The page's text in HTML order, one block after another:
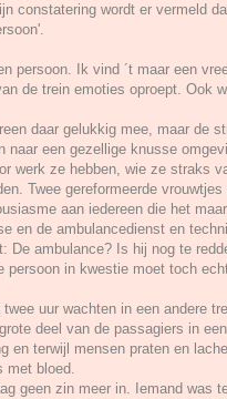
constatering wordt er vermeld
persoon. Ik vind ´t maar een
de trein emoties oproept. Ook
daar gelukkig mee, maar de
naar een gezellige knusse
werk ze hebben, wie ze straks
Twee gereformeerde
aan iedereen die het
en de ambulancedienst en
De ambulance? Is hij nog te
persoon in kwestie moet toch
uur wachten in een andere
deel van de passagiers in
en terwijl mensen praten en
met bloed.
geen zin meer in. Iemand was